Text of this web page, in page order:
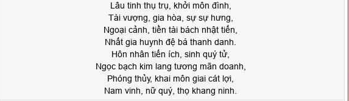
Lâu tinh thụ trụ, khởi môn đình,
Tài vượng, gia hòa, sự sự hưng,
Ngoại cảnh, tiền tài bách nhật tiến,
Nhất gia huynh đệ bá thanh danh.
Hôn nhân tiến ích, sinh quý tử,
Ngọc bạch kim lang tương mãn doanh,
Phóng thủy, khai môn giai cát lợi,
Nam vinh, nữ quý, thọ khang ninh.